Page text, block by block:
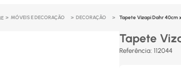
MÓVEIS E DECORAÇÃO DECORAÇÃO Tapete Vizapi Dahr 40cm
Tapete
Referência: 112044